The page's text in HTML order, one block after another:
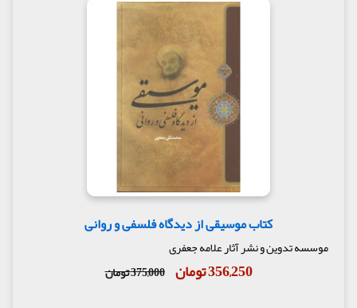
کتاب موسیقی از دیدگاه فلسفی و روانی
موسسه تدوین و نشر آثار علامه جعفری
356,250 تومان 375,000 تومان